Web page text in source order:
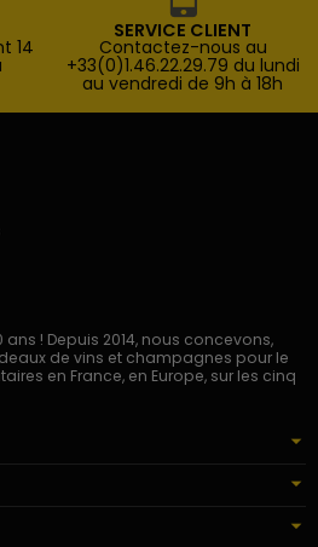
14
SERVICE CLIENT
Contactez-nous au
+33(0)1.46.22.29.79 du lundi
au vendredi de 9h à 18h
ans ! Depuis 2014, nous concevons,
de vins et champagnes pour le
en France, en Europe, sur les cinq